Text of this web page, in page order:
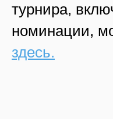
турнира,
номинации,
здесь.